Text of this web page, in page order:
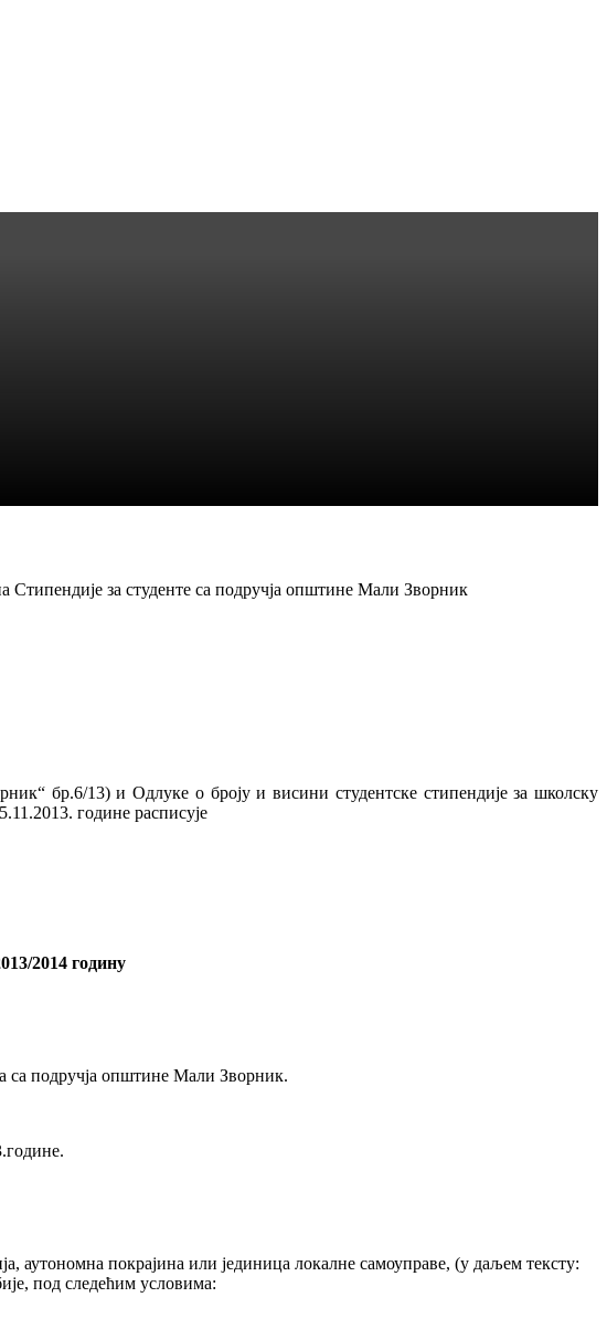
Стипендије за студенте са подручја општине Мали Зворник
бр.6/13) и Одлуке о броју и висини студентске стипендије за школску
године расписује
2014 годину
са подручја општине Мали Зворник.
аутономна покрајина или јединица локалне самоуправе, (у даљем тексту:
под следећим условима: